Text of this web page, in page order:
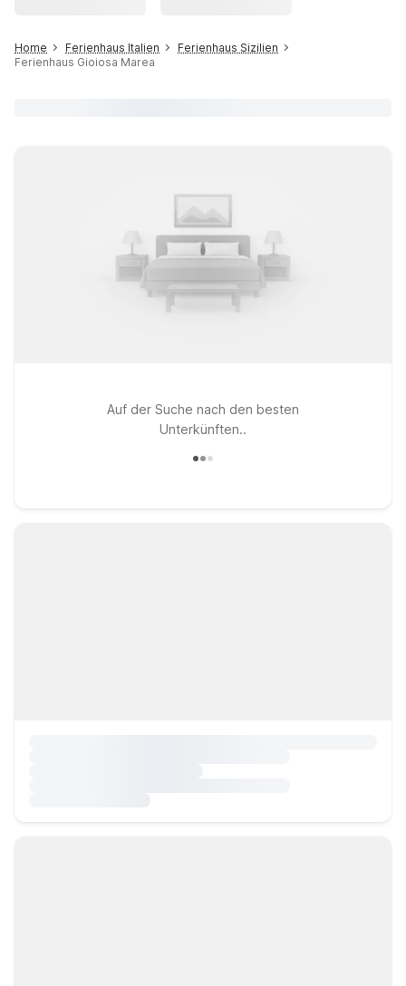
Home Ferienhaus Italien
Ferienhaus Sizilien
Ferienhaus Gioiosa Marea
Auf der Suche nach den besten
Unterkünften..